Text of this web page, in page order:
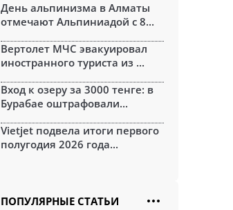
День альпинизма в Алматы
отмечают Альпиниадой с 8...
Вертолет МЧС эвакуировал
иностранного туриста из ...
Вход к озеру за 3000 тенге: в
Бурабае оштрафовали...
Vietjet подвела итоги первого
полугодия 2026 года...
ПОПУЛЯРНЫЕ СТАТЬИ